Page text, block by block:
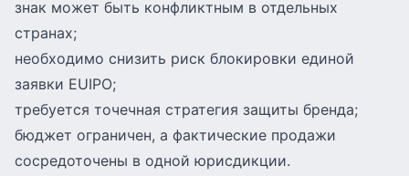
знак может быть конфликтным в отдельных
странах;
необходимо снизить риск блокировки единой
заявки EUIPO;
требуется точечная стратегия защиты бренда;
бюджет ограничен, а фактические продажи
сосредоточены в одной юрисдикции.